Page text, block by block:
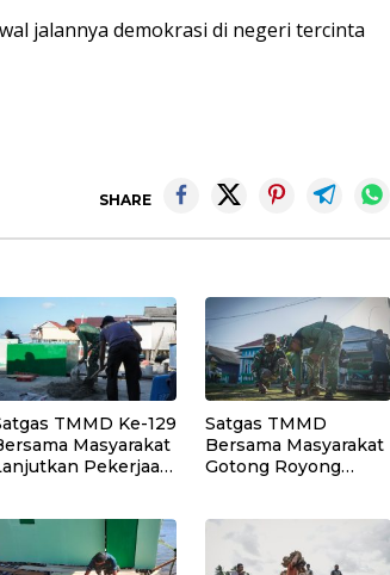
jalannya demokrasi di negeri tercinta
SHARE
TMMD Ke-129
Masyarakat
Pekerjaan
Umbele
Satgas TMMD
Bersama Masyarakat
Gotong Royong